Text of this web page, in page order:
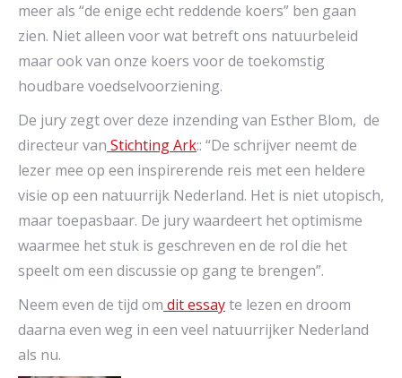
meer als “de enige echt reddende koers” ben gaan
zien. Niet alleen voor wat betreft ons natuurbeleid
maar ook van onze koers voor de toekomstig
houdbare voedselvoorziening.
De jury zegt over deze inzending van Esther Blom, de
directeur van Stichting Ark:: “De schrijver neemt de
lezer mee op een inspirerende reis met een heldere
visie op een natuurrijk Nederland. Het is niet utopisch,
maar toepasbaar. De jury waardeert het optimisme
waarmee het stuk is geschreven en de rol die het
speelt om een discussie op gang te brengen”.
Neem even de tijd om dit essayte lezen en droom
daarna even weg in een veel natuurrijker Nederland
als nu.